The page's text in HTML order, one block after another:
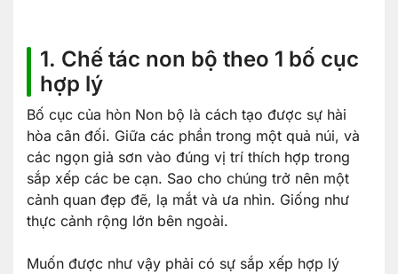
1. Chế tác non bộ theo 1 bố cục
hợp lý
Bố cục của hòn Non bộ là cách tạo được sự hài
hòa cân đối. Giữa các phần trong một quả núi, và
các ngọn giả sơn vào đúng vị trí thích hợp trong
sắp xếp các be cạn. Sao cho chúng trở nên một
cảnh quan đẹp đẽ, lạ mắt và ưa nhìn. Giống như
thực cảnh rộng lớn bên ngoài.
Muốn được như vậy phải có sự sắp xếp hợp lý